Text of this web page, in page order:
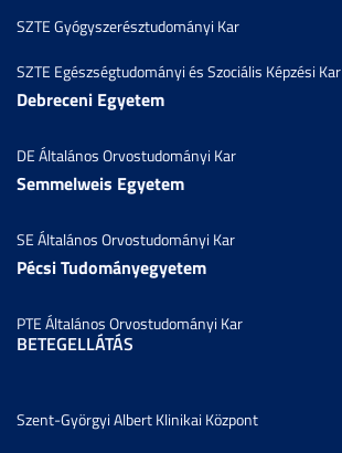
SZTE Gyógyszerésztudományi Kar
SZTE Egészségtudományi és Szociális Képzési Kar
Debreceni Egyetem
DE Általános Orvostudományi Kar
Semmelweis Egyetem
SE Általános Orvostudományi Kar
Pécsi Tudományegyetem
PTE Általános Orvostudományi Kar
BETEGELLÁTÁS
Szent-Györgyi Albert Klinikai Központ